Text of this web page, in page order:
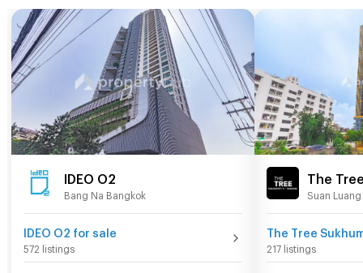
IDEO O2
Bang Na Bangkok
IDEO O2 for sale
572 listings
The
Ekamai
Suan
The Tree
217 listings